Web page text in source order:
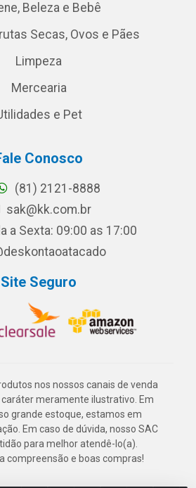
Beleza e Bebê
Secas, Ovos e Pães
Limpeza
Mercearia
e Pet
Conosco
(81) 2121-8888
sak@kk.com.br
a Sexta: 09:00 as 17:00
Site Seguro
nos nossos canais de venda
meramente ilustrativo. Em
grande estoque, estamos em
Em caso de dúvida, nosso SAC
para melhor atendê-lo(a).
compreensão e boas compras!